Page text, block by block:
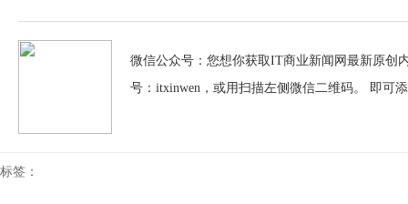
微信公众号：您想你获取IT商业新闻网最新原创
号：itxinwen，或用扫描左侧微信二维码。 即可
标签：